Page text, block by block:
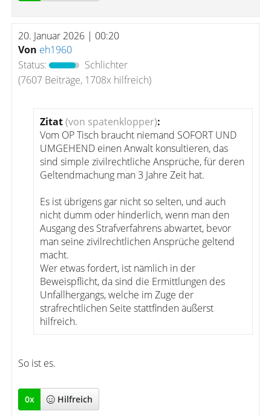
20. Januar 2026 | 00:20
Von eh1960
Status:
Schlichter
(7607 Beiträge, 1708x hilfreich)
Zitat(von spatenklopper):
Vom OP Tisch braucht niemand SOFORT UND
UMGEHEND einen Anwalt konsultieren, das
sind simple zivilrechtliche Ansprüche, für deren
Geltendmachung man 3 Jahre Zeit hat.
Es ist übrigens gar nicht so selten, und auch
nicht dumm oder hinderlich, wenn man den
Ausgang des Strafverfahrens abwartet, bevor
man seine zivilrechtlichen Ansprüche geltend
macht.
Wer etwas fordert, ist nämlich in der
Beweispflicht, da sind die Ermittlungen des
Unfallhergangs, welche im Zuge der
strafrechtlichen Seite stattfinden äußerst
hilfreich.
So ist es.
0x Hilfreich